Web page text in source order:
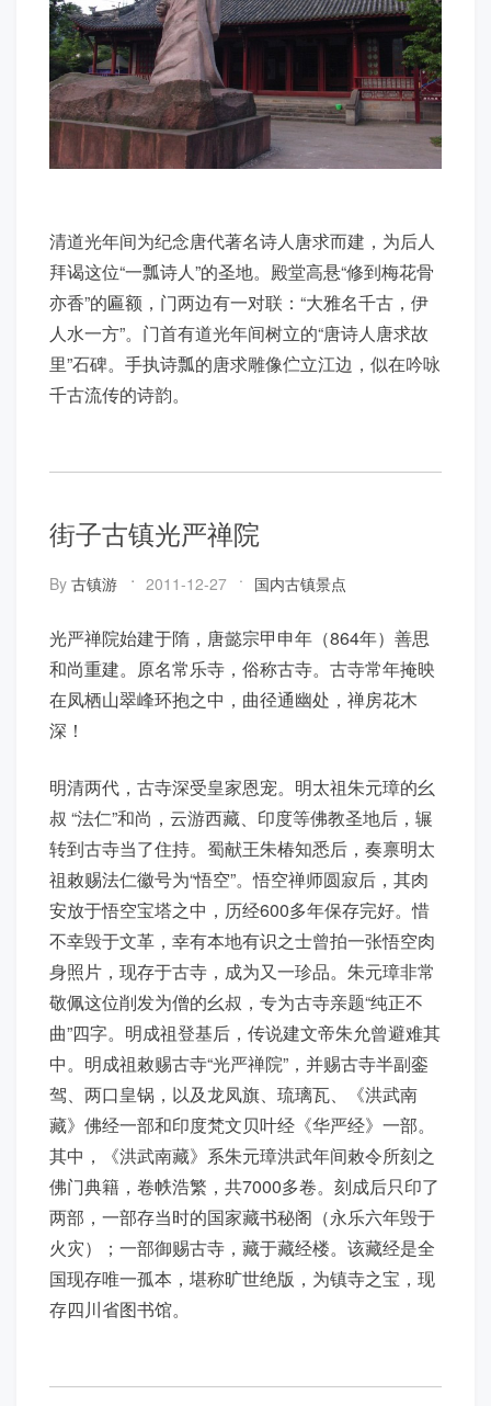
清道光年间为纪念唐代著名诗人唐求而建，为后人
拜谒这位“一瓢诗人”的圣地。殿堂高悬“修到梅花骨
亦香”的匾额，门两边有一对联：“大雅名千古，伊
人水一方”。门首有道光年间树立的“唐诗人唐求故
里”石碑。手执诗瓢的唐求雕像伫立江边，似在吟咏
千古流传的诗韵。
街子古镇光严禅院
By 古镇游 2011-12-27 国内古镇景点
光严禅院始建于隋，唐懿宗甲申年（864年）善思
和尚重建。原名常乐寺，俗称古寺。古寺常年掩映
在凤栖山翠峰环抱之中，曲径通幽处，禅房花木
深！
明清两代，古寺深受皇家恩宠。明太祖朱元璋的幺
叔 “法仁”和尚，云游西藏、印度等佛教圣地后，辗
转到古寺当了住持。蜀献王朱椿知悉后，奏禀明太
祖敕赐法仁徽号为“悟空”。悟空禅师圆寂后，其肉
安放于悟空宝塔之中，历经600多年保存完好。惜
不幸毁于文革，幸有本地有识之士曾拍一张悟空肉
身照片，现存于古寺，成为又一珍品。朱元璋非常
敬佩这位削发为僧的幺叔，专为古寺亲题“纯正不
曲”四字。明成祖登基后，传说建文帝朱允曾避难其
中。明成祖敕赐古寺“光严禅院”，并赐古寺半副銮
驾、两口皇锅，以及龙凤旗、琉璃瓦、《洪武南
藏》佛经一部和印度梵文贝叶经《华严经》一部。
其中，《洪武南藏》系朱元璋洪武年间敕令所刻之
佛门典籍，卷帙浩繁，共7000多卷。刻成后只印了
两部，一部存当时的国家藏书秘阁（永乐六年毁于
火灾）；一部御赐古寺，藏于藏经楼。该藏经是全
国现存唯一孤本，堪称旷世绝版，为镇寺之宝，现
存四川省图书馆。